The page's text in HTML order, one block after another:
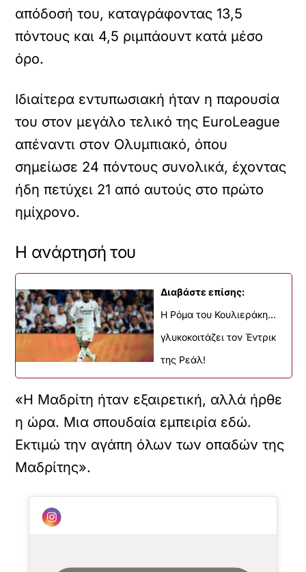
απόδοσή του, καταγράφοντας 13,5
πόντους και 4,5 ριμπάουντ κατά μέσο
όρο.
Ιδιαίτερα εντυπωσιακή ήταν η παρουσία
του στον μεγάλο τελικό της EuroLeague
απέναντι στον Ολυμπιακό, όπου
σημείωσε 24 πόντους συνολικά, έχοντας
ήδη πετύχει 21 από αυτούς στο πρώτο
ημίχρονο.
Η ανάρτησή του
Διαβάστε επίσης:
Η Ρόμα του Κουλιεράκη...
γλυκοκοιτάζει τον Έντρικ
της Ρεάλ!
«Η Μαδρίτη ήταν εξαιρετική, αλλά ήρθε
η ώρα. Μια σπουδαία εμπειρία εδώ.
Εκτιμώ την αγάπη όλων των οπαδών της
Μαδρίτης».